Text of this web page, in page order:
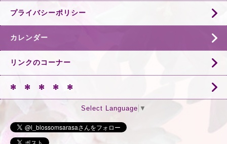
プライバシーポリシー
カレンダー
リンクのコーナー
✻ ✻ ✻ ✻ ✻
Select Language ▼